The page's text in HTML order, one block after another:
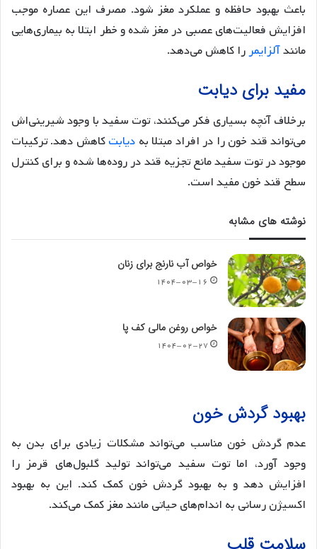
باعث بهبود حافظه و عملکرد مغز شود. مصرف این عصاره موجب
افزایش فعالیت‌های عصبی در مغز شده و خطر ابتلا به بیماری‌هایی
مانندآلزایمررا کاهش می‌دهد.
مفید برای دیابت
برخلاف آنچه بسیاری فکر می‌کنند، توت سفید با وجود شیرینی‌اش
می‌تواند قند خون را در افراد مبتلا به دیابتکاهش دهد. ترکیبات
موجود در توت سفید مانع تجزیه قند در روده‌ها شده و برای کنترل
سطح قند خون مفید است.
نوشته های مشابه
خواص آب نارنج برای زنان
۱۴۰۴-۰۳-۱۶
خواص روغن مالی کف پا
۱۴۰۴-۰۲-۲۷
بهبود گردش خون
عدم گردش خون مناسب می‌تواند مشکلات زیادی برای بدن به
وجود آورد، اما توت سفید می‌تواند تولید گلبول‌های قرمز را
افزایش دهد و به بهبود گردش خون کمک کند. این به بهبود
اکسیژن رسانی به اندام‌های حیاتی مانند مغز کمک می‌کند.